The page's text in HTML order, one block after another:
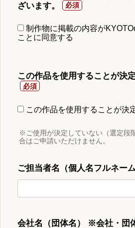
ざいます。
制作物に掲載の内容が
ことに同意する
この作品を使用することが決
この作品を使用することが決
※ご使用が決定していない（選定段
合はご申請いただけません。
ご担当者名（個人名フルネーム
会社名（団体名） ※会社・団